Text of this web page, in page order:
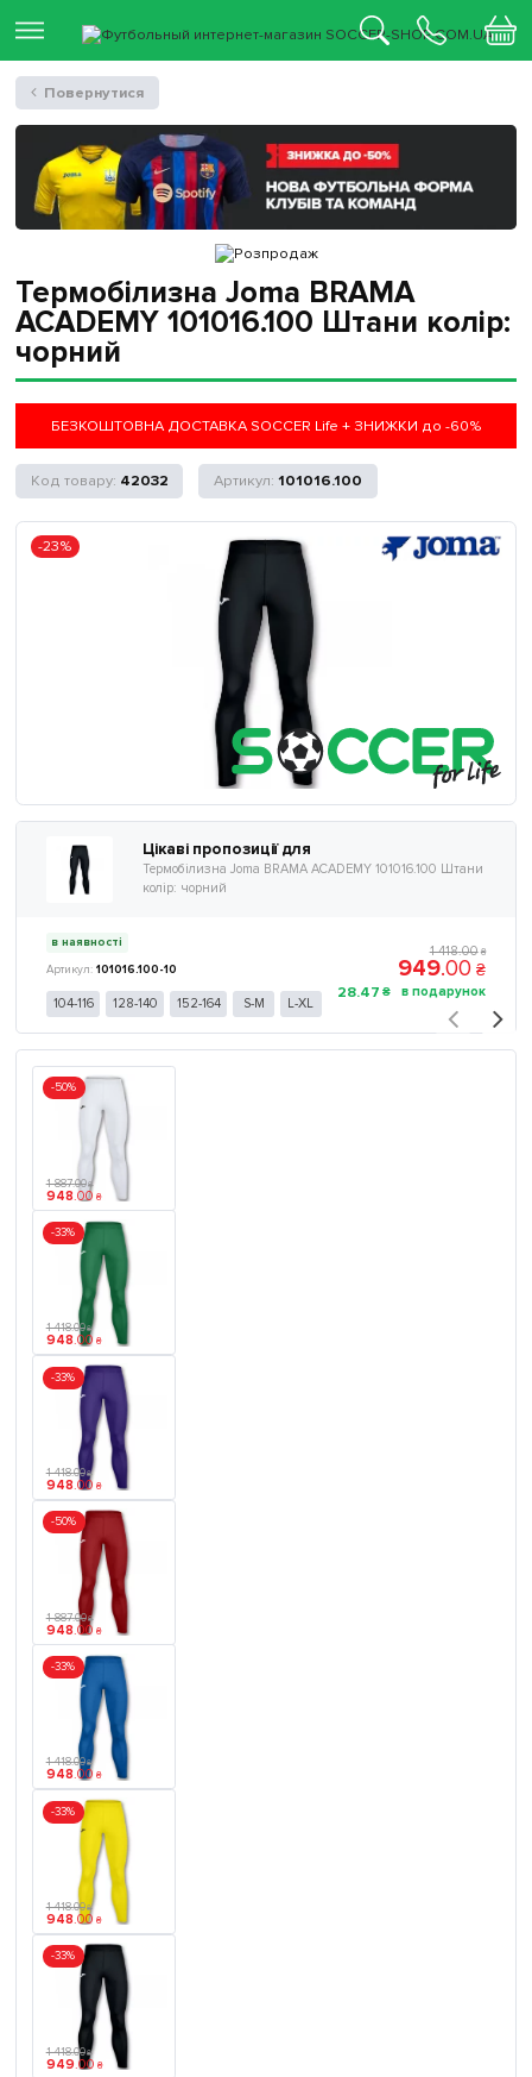
Термобілизна Joma BRAMA
ACADEMY 101016.100 Штани колір:
чорний
БЕЗКОШТОВНА ДОСТАВКА SOCCER Life + ЗНИЖКИ до -60%
42032 101016.100
-23%
Цікаві пропозиції для
Термобілизна Joma BRAMA ACADEMY 101016.100 Штани
колір: чорний
в наявності
101016.100-10
104-116 128-140 152-164 S-M L-XL
1 418.00 ₴
949.00 ₴
28.47 ₴
-50%
1 887.00 ₴
948.00 ₴
-33%
1 418.00 ₴
948.00 ₴
-33%
1 418.00 ₴
948.00 ₴
-50%
1 887.00 ₴
948.00 ₴
-33%
1 418.00 ₴
948.00 ₴
-33%
1 418.00 ₴
948.00 ₴
-33%
1 418.00 ₴
949.00 ₴
Повернутися